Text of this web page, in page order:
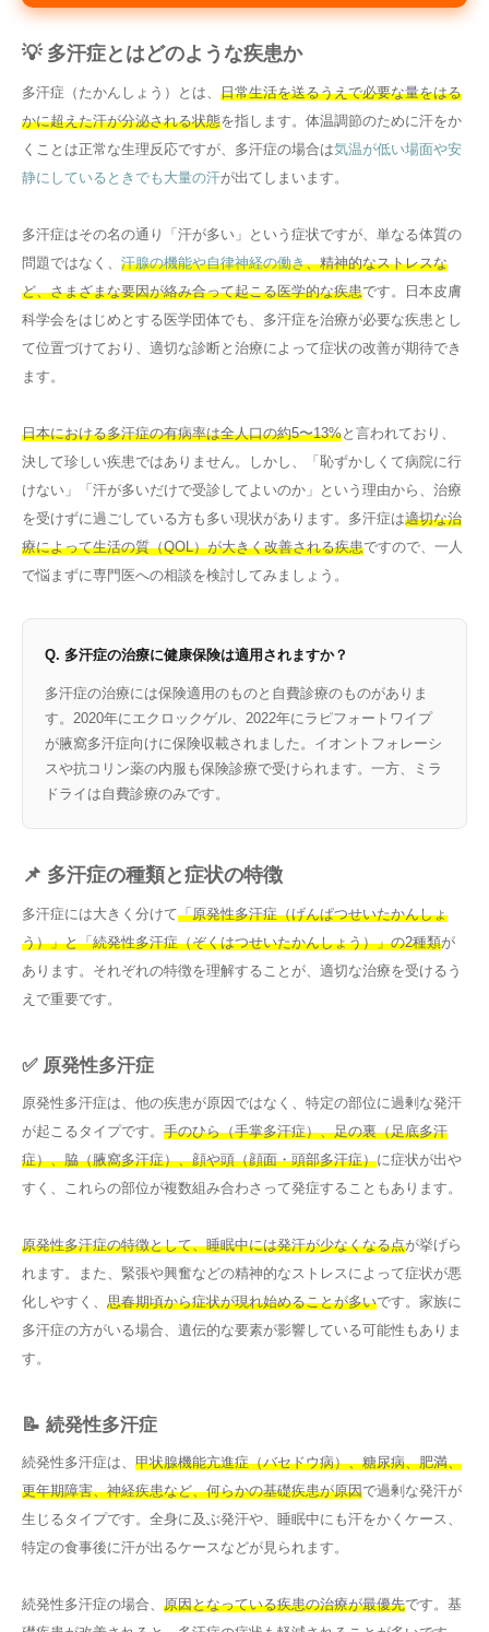
💡 多汗症とはどのような疾患か
多汗症（たかんしょう）とは、 日常生活を送るうえで必要な量をはる
かに超えた汗が分泌される状態を指します。体温調節のために汗をか
くことは正常な生理反応ですが、多汗症の場合は気温が低い場面や安
静にしているときでも大量の汗が出てしまいます。
多汗症はその名の通り「汗が多い」という症状ですが、単なる体質の
問題ではなく、 汗腺の機能や自律神経の働き、精神的なストレスな
ど、さまざまな要因が絡み合って起こる医学的な疾患です。日本皮膚
科学会をはじめとする医学団体でも、多汗症を治療が必要な疾患とし
て位置づけており、適切な診断と治療によって症状の改善が期待でき
ます。
日本における多汗症の有病率は全人口の約5〜13%と言われており、
決して珍しい疾患ではありません。しかし、「恥ずかしくて病院に行
けない」「汗が多いだけで受診してよいのか」という理由から、治療
を受けずに過ごしている方も多い現状があります。多汗症は適切な治
療によって生活の質（QOL）が大きく改善される疾患ですので、一人
で悩まずに専門医への相談を検討してみましょう。
Q. 多汗症の治療に健康保険は適用されますか？
多汗症の治療には保険適用のものと自費診療のものがありま
す。2020年にエクロックゲル、2022年にラピフォートワイプ
が腋窩多汗症向けに保険収載されました。イオントフォレーシ
スや抗コリン薬の内服も保険診療で受けられます。一方、ミラ
ドライは自費診療のみです。
📌 多汗症の種類と症状の特徴
多汗症には大きく分けて「原発性多汗症（げんぱつせいたかんしょ
う）」と「続発性多汗症（ぞくはつせいたかんしょう）」の2種類が
あります。それぞれの特徴を理解することが、適切な治療を受けるう
えで重要です。
✅ 原発性多汗症
原発性多汗症は、他の疾患が原因ではなく、特定の部位に過剰な発汗
が起こるタイプです。 手のひら（手掌多汗症）、足の裏（足底多汗
症）、脇（腋窩多汗症）、顔や頭（顔面・頭部多汗症）に症状が出や
すく、これらの部位が複数組み合わさって発症することもあります。
原発性多汗症の特徴として、睡眠中には発汗が少なくなる点が挙げら
れます。また、緊張や興奮などの精神的なストレスによって症状が悪
化しやすく、 思春期頃から症状が現れ始めることが多いです。家族に
多汗症の方がいる場合、遺伝的な要素が影響している可能性もありま
す。
📝 続発性多汗症
続発性多汗症は、 甲状腺機能亢進症（バセドウ病）、糖尿病、肥満、
更年期障害、神経疾患など、何らかの基礎疾患が原因で過剰な発汗が
生じるタイプです。全身に及ぶ発汗や、睡眠中にも汗をかくケース、
特定の食事後に汗が出るケースなどが見られます。
続発性多汗症の場合、 原因となっている疾患の治療が最優先です。基